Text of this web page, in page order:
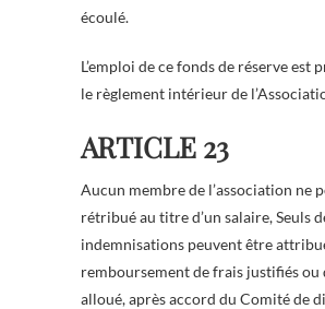
écoulé.
L’emploi de ce fonds de réserve est
le règlement intérieur de
ARTICLE 23
Aucun membre de l’association ne
rétribué au titre d’un salaire, Seuls
indemnisations peuvent être
remboursement de frais justifiés ou
alloué, après accord du Comité de